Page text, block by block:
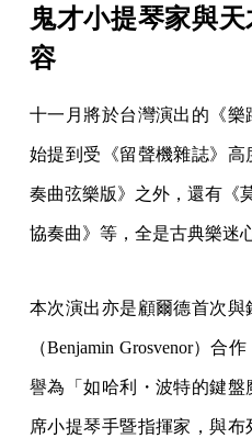
鬼才小提琴家與
容
十一月將於台灣演出的《
始提到受《留聲機雜誌》
奏曲弦樂版》之外，還有《
協奏曲》等，全是古典樂迷
本次演出亦是顧爾德首次
（Benjamin Grosvenor）合
譽為「如哈利・波特的鍵
席小提琴手暨指揮家，與布